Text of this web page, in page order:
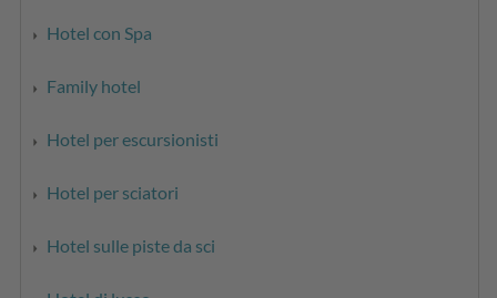
Hotel con Spa
Family hotel
Hotel per escursionisti
Hotel per sciatori
Hotel sulle piste da sci